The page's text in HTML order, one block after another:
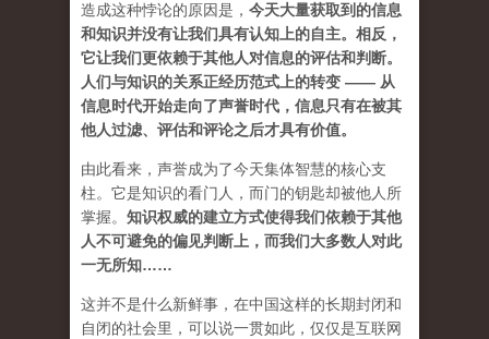
造成这种悖论的原因是， 今天大量获取到的信息
和知识并没有让我们具有认知上的自主。相反，
它让我们更依赖于其他人对信息的评估和判断。
人们与知识的关系正经历范式上的转变 —— 从
信息时代开始走向了声誉时代，信息只有在被其
他人过滤、评估和评论之后才具有价值。
由此看来，声誉成为了今天集体智慧的核心支
柱。它是知识的看门人，而门的钥匙却被他人所
掌握。 知识权威的建立方式使得我们依赖于其他
人不可避免的偏见判断上，而我们大多数人对此
一无所知……
这并不是什么新鲜事，在中国这样的长期封闭和
自闭的社会里，可以说一贯如此，仅仅是互联网